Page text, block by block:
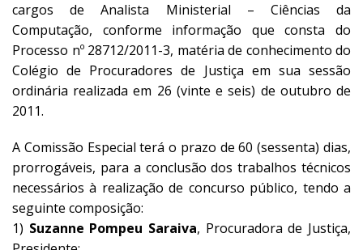
cargos de Analista Ministerial – Ciências da
Computação, conforme informação que consta do
Processo nº 28712/2011-3, matéria de conhecimento do
Colégio de Procuradores de Justiça em sua sessão
ordinária realizada em 26 (vinte e seis) de outubro de
2011.
A Comissão Especial terá o prazo de 60 (sessenta) dias,
prorrogáveis, para a conclusão dos trabalhos técnicos
necessários à realização de concurso público, tendo a
seguinte composição:
1) Suzanne Pompeu Saraiva, Procuradora de Justiça,